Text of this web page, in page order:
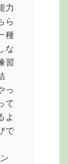
力
ら
種
な
習
っ
て
よ
で